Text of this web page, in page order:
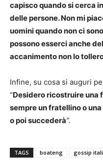
capisco quando si cerca
delle persone. Non mi
uomini quando non ci
possono esserci anche
accanimento non lo
Infine, su cosa si auguri
“Desidero ricostruire una
sempre un fratellino o
o poi succederà”.
TAGS boateng gossip